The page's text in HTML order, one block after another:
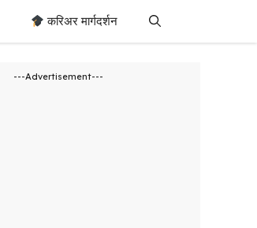
करिअर मार्गदर्शन
---Advertisement---